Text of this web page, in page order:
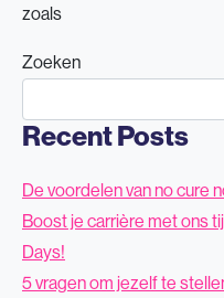
zoals
Zoeken
Recent Posts
De voordelen van no cure
Boost je carrière met ons
Days!
5 vragen om jezelf te